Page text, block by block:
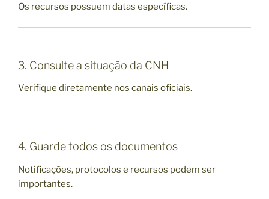
Os recursos possuem datas específicas.
3. Consulte a situação da CNH
Verifique diretamente nos canais oficiais.
4. Guarde todos os documentos
Notificações, protocolos e recursos podem ser
importantes.